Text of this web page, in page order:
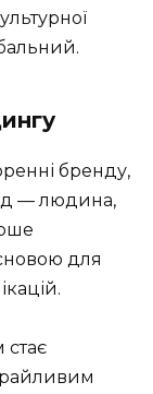
бренду,
— людина,
для